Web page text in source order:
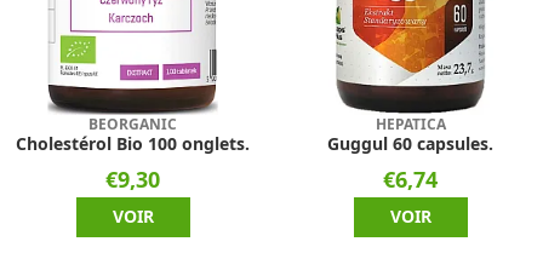
BEORGANIC
Cholestérol Bio 100 onglets.
€9,30
VOIR
HEPATICA
Guggul 60 capsules.
€6,74
VOIR